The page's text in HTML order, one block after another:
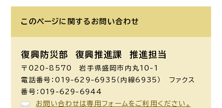
このページに関する お問い合わせ
復興防災部 復興推進課 推進担当
〒020-8570 岩手県盛岡市内丸10-1
電話番号：019-629-6935（内線6935） ファクス
番号：019-629-6944
お問い合わせは専用フォームをご利用ください。